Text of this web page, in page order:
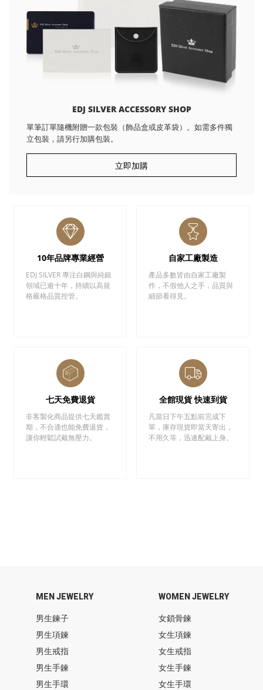
EDJ SILVER ACCESSORY SHOP
單筆訂單隨機附贈一款包裝（飾品盒或皮革袋）。如需多件獨
立包裝，請另行加購包裝。
立即加購
10年品牌專業經營
EDJ SILVER 專注白鋼與純銀
領域已逾十年，持續以高規
格嚴格品質控管。
自家工廠製造
產品多數皆由自家工廠製
作，不假他人之手，品質與
細節看得見。
七天免費退貨
非客製化商品提供七天鑑賞
期，不合適也能免費退貨，
讓你輕鬆試戴無壓力。
全館現貨 快速到貨
凡當日下午五點前完成下
單，庫存現貨即當天寄出，
不用久等，迅速配戴上身。
MEN JEWELRY
男生鍊子
男生項鍊
男生戒指
男生手鍊
男生手環
WOMEN JEWELRY
女鎖骨鍊
女生項鍊
女生戒指
女生手鍊
女生手環